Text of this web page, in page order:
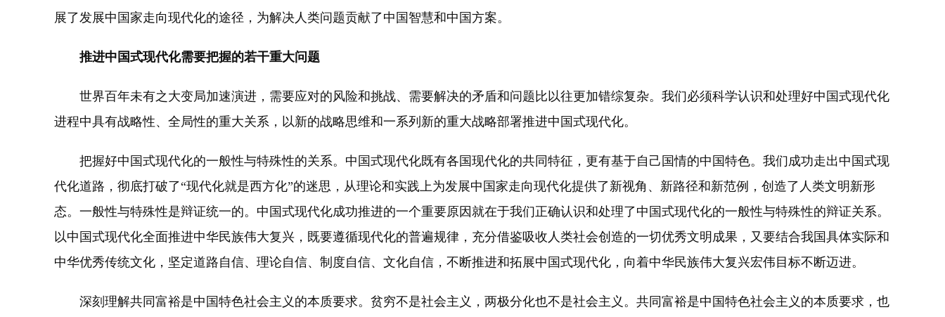
展了发展中国家走向现代化的途径，为解决人类问题贡献了中国智慧和中国方案。
推进中国式现代化需要把握的若干重大问题
世界百年未有之大变局加速演进，需要应对的风险和挑战、需要解决的矛盾和问题比以往更加错综复杂。我们必须科学认识和处理好中国式现代化
进程中具有战略性、全局性的重大关系，以新的战略思维和一系列新的重大战略部署推进中国式现代化。
把握好中国式现代化的一般性与特殊性的关系。中国式现代化既有各国现代化的共同特征，更有基于自己国情的中国特色。我们成功走出中国式现
代化道路，彻底打破了“现代化就是西方化”的迷思，从理论和实践上为发展中国家走向现代化提供了新视角、新路径和新范例，创造了人类文明新形
态。一般性与特殊性是辩证统一的。中国式现代化成功推进的一个重要原因就在于我们正确认识和处理了中国式现代化的一般性与特殊性的辩证关系。
以中国式现代化全面推进中华民族伟大复兴，既要遵循现代化的普遍规律，充分借鉴吸收人类社会创造的一切优秀文明成果，又要结合我国具体实际和
中华优秀传统文化，坚定道路自信、理论自信、制度自信、文化自信，不断推进和拓展中国式现代化，向着中华民族伟大复兴宏伟目标不断迈进。
深刻理解共同富裕是中国特色社会主义的本质要求。贫穷不是社会主义，两极分化也不是社会主义。共同富裕是中国特色社会主义的本质要求，也